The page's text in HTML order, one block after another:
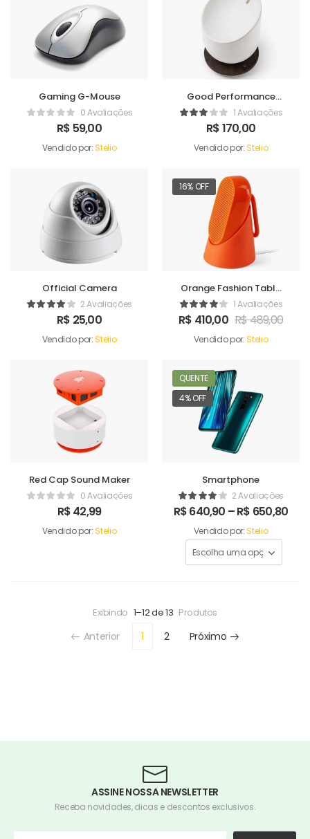
Gaming G-Mouse
0 Avaliações
R$ 59,00
Vendido por:Stelio
Good Performance
Humidifer1 Avaliações
R$170,00
Vendido por:Stelio
Official Camera
2 Avaliações
R$ 25,00
Vendido por:Stelio
16% OFF
Orange Fashion Table
Sound Maker
1 Avaliações
R$ 410,00 R$489,00
Vendido por:Stelio
Red Cap Sound Maker
0 Avaliações
R$42,99
Vendido por:Stelio
QUENTE
4% OFF
Smartphone
2 Avaliações
R$640,90 –R$ 650,80
Vendido por:Stelio
Exibindo 1–12 de 13 Produtos
Anterior 1 2 Próximo
ASSINE NOSSA NEWSLETTER
Receba novidades, dicas e descontos exclusivos.